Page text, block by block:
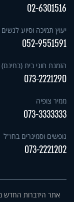
02-6301516
יעוץ תמיכה וסיוע לנשים
052-9551591
הזמנת חוגי בית (בחינם)
073-2221290
ממיר צופיה
073-3333333
נופשים וסמינרים בחו"ל
073-2221202
אתר הידברות החדש